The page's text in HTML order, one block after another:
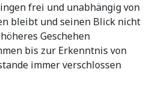
frei und unabhängig von
bleibt und seinen Blick nicht
Geschehen
bis zur Erkenntnis von
immer verschlossen